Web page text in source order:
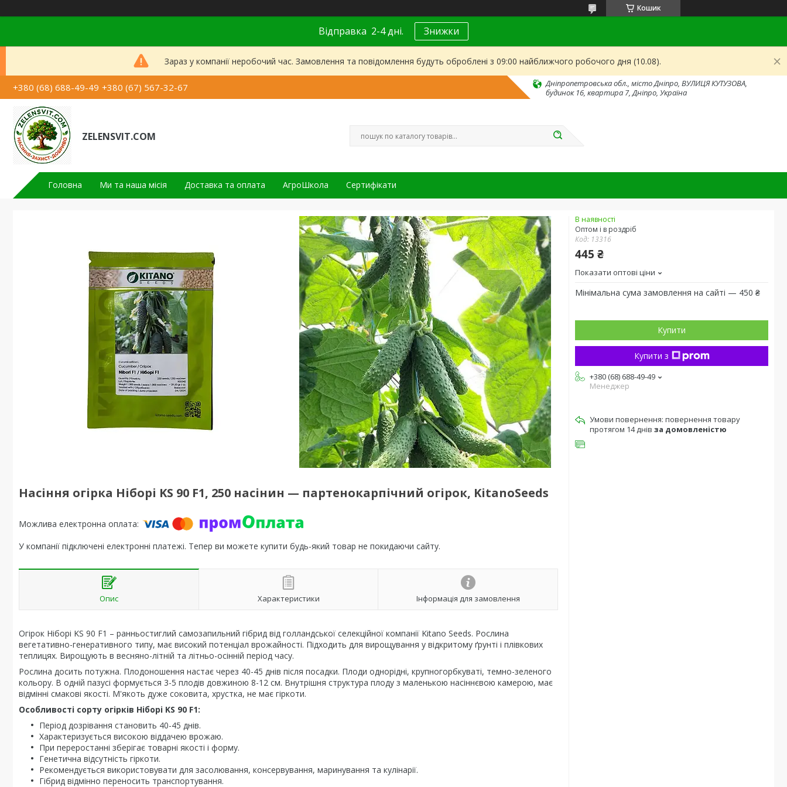
Кошик
Відправка 2-4 дні. Знижки
Зараз у компанії неробочий час. Замовлення та повідомлення будуть оброблені з 09:00 найближчого робочого дня (10.08).
+380 (68) 688-49-49 +380 (67) 567-32-67
Дніпропетровська обл., місто Дніпро, ВУЛИЦЯ КУТУЗОВА,
будинок 16, квартира 7, Дніпро, Україна
ZELENSVIT.COM
Головна Ми та наша місія Доставка та оплата АгроШкола Сертифікати
Насіння огірка Ніборі KS 90 F1, 250 насінин — партенокарпічний огірок, KitanoSeeds
У компанії підключені електронні платежі. Тепер ви можете купити будь-який товар не покидаючи сайту.
Опис Характеристики Інформація для замовлення
Огірок Ніборі KS 90 F1 – ранньостиглий самозапильний гібрид від голландської селекційної компанії Kitano Seeds. Рослина
вегетативно-генеративного типу, має високий потенціал врожайності. Підходить для вирощування у відкритому ґрунті і плівкових
теплицях. Вирощують в весняно-літній та літньо-осінній період часу.
Рослина досить потужна. Плодоношення настає через 40-45 днів після посадки. Плоди однорідні, крупногорбкуваті, темно-зеленого
кольору. В одній пазусі формується 3-5 плодів довжиною 8-12 см. Внутрішня структура плоду з маленькою насіннєвою камерою, має
відмінні смакові якості. М'якоть дуже соковита, хрустка, не має гіркоти.
Особливості сорту огірків Ніборі KS 90 F1:
Період дозрівання становить 40-45 днів.
Характеризується високою віддачею врожаю.
При переростанні зберігає товарні якості і форму.
Генетична відсутність гіркоти.
Рекомендується використовувати для засолювання, консервування, маринування та кулінарії.
Гібрид відмінно переносить транспортування.
В наявності
Оптом і в роздріб
Код: 13316
445 ₴
Показати оптові ціни
Мінімальна сума замовлення на сайті — 450 ₴
Купити
Купити з
+380 (68) 688-49-49
Менеджер
повернення товару
протягом 14 днів за домовленістю